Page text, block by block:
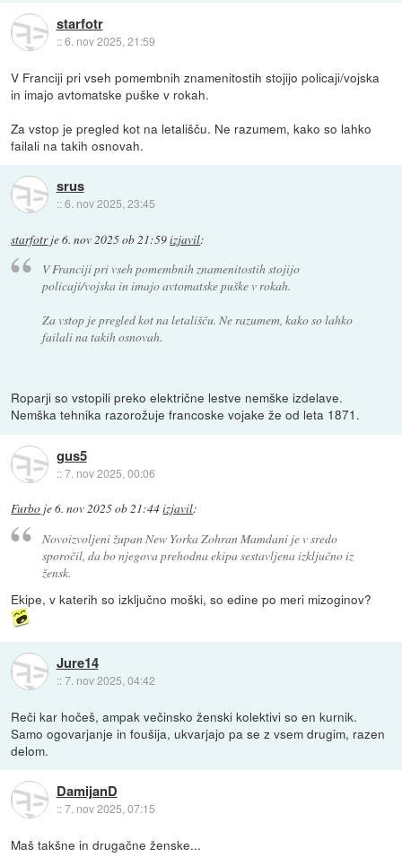
starfotr
::6. nov 2025, 21:59
V Franciji pri vseh pomembnih znamenitostih stojijo policaji/vojska
in imajo avtomatske puške v rokah.
Za vstop je pregled kot na letališču. Ne razumem, kako so lahko
failali na takih osnovah.
srus
::6. nov 2025, 23:45
starfotrje6. nov 2025 ob 21:59izjavil:
V Franciji pri vseh pomembnih znamenitostih stojijo
policaji/vojska in imajo avtomatske puške v rokah.
Za vstop je pregled kot na letališču. Ne razumem, kako so lahko
failali na takih osnovah.
Roparji so vstopili preko električne lestve nemške izdelave.
Nemška tehnika razorožuje francoske vojake že od leta 1871.
gus5
::7. nov 2025, 00:06
Furbo je6. nov 2025 ob 21:44izjavil:
Novoizvoljeni župan New Yorka Zohran Mamdani je v sredo
sporočil, da bo njegova prehodna ekipa sestavljena izključno iz
žensk.
Ekipe, v katerih so izključno moški, so edine po meri mizoginov?
Jure14
::7. nov 2025, 04:42
Reči kar hočeš, ampak večinsko ženski kolektivi so en kurnik.
Samo ogovarjanje in foušija, ukvarjajo pa se z vsem drugim, razen
delom.
DamijanD
::7. nov 2025, 07:15
Maš takšne in drugačne ženske...